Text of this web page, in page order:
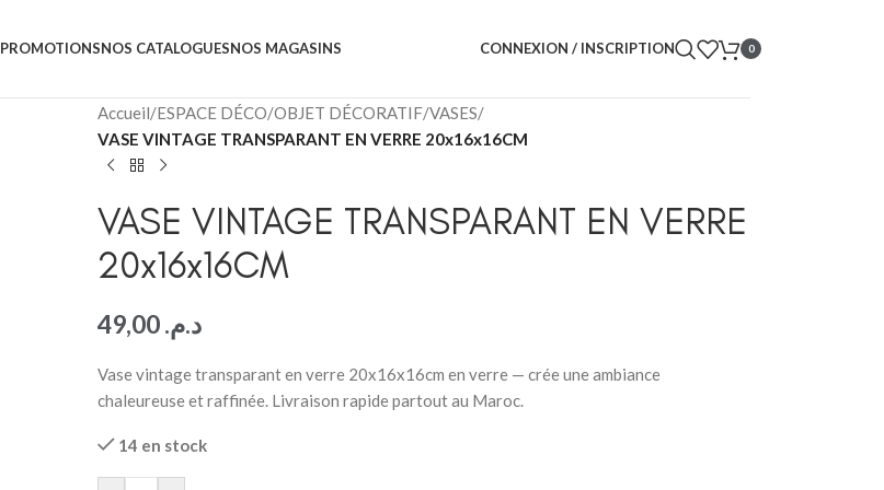
PROMOTIONSNOS CATALOGUESNOS MAGASINS CONNEXION / INSCRIPTION 0
Accueil/ESPACE DÉCO/OBJET DÉCORATIF/VASES/
VASE VINTAGE TRANSPARANT EN VERRE 20x16x16CM
VASE VINTAGE TRANSPARANT EN VERRE
20x16x16CM
د.م.49,00
Vase vintage transparant en verre 20x16x16cm en verre — crée une ambiance
chaleureuse et raffinée. Livraison rapide partout au Maroc.
14 en stock